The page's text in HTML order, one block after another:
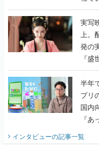
『
んだ
実写
上
発の
『
うこ
半年で
プリ
国内
『
インタビューの記事一覧